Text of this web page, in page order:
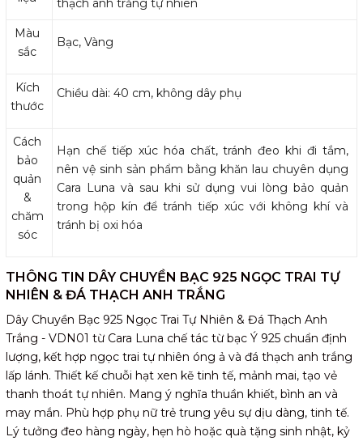
thạch anh trắng tự nhiên
Màu
sắc
Bạc, Vàng
Kích
thước
Chiều dài: 40 cm, không dây phụ
Cách
bảo
quản
&
chăm
sóc
Hạn chế tiếp xúc hóa chất, tránh đeo khi đi tắm,
nên vệ sinh sản phẩm bằng khăn lau chuyên dụng
Cara Luna và sau khi sử dụng vui lòng bảo quản
trong hộp kín để tránh tiếp xúc với không khí và
tránh bị oxi hóa
THÔNG TIN DÂY CHUYỀN BẠC 925 NGỌC TRAI TỰ
NHIÊN & ĐÁ THẠCH ANH TRẮNG
Dây Chuyền Bạc 925 Ngọc Trai Tự Nhiên & Đá Thạch Anh
Trắng - VDN01 từ Cara Luna chế tác từ bạc Ý 925 chuẩn định
lượng, kết hợp ngọc trai tự nhiên óng ả và đá thạch anh trắng
lấp lánh. Thiết kế chuỗi hạt xen kẽ tinh tế, mảnh mai, tạo vẻ
thanh thoát tự nhiên. Mang ý nghĩa thuần khiết, bình an và
may mắn. Phù hợp phụ nữ trẻ trung yêu sự dịu dàng, tinh tế.
Lý tưởng đeo hàng ngày, hẹn hò hoặc quà tặng sinh nhật, kỷ